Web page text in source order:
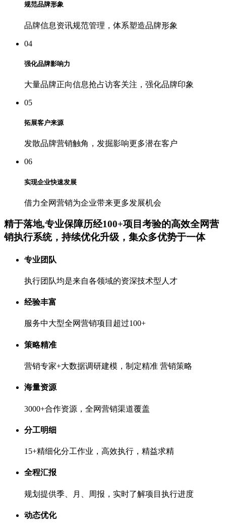
规范品牌形象
品牌信息资讯规范管理，体系塑造品牌形象
04
强化品牌影响力
大量品牌正向信息抢占访客关注，强化品牌印象
05
拓展客户来源
发散品牌营销触角，发掘影响更多潜在客户
06
实现企业快速发展
借力全网营销为企业带来更多发展机会
精于落地,专业保障历经100+项目考验的高效全网营
销执行系统，持续优化升级，集众多优势于一体
专业团队
执行团队均是来自各领域的资深技术型人才
经验丰富
服务中大型全网营销项目超过100+
策略精准
营销专家+大数据调研建模，制定精准 营销策略
海量资源
3000+合作资源，全网营销渠道覆盖
分工明细
15+精细化分工作业，高效执行，精益求精
全程汇报
规划提供季、月、周报，实时了解项目执行进度
动态优化